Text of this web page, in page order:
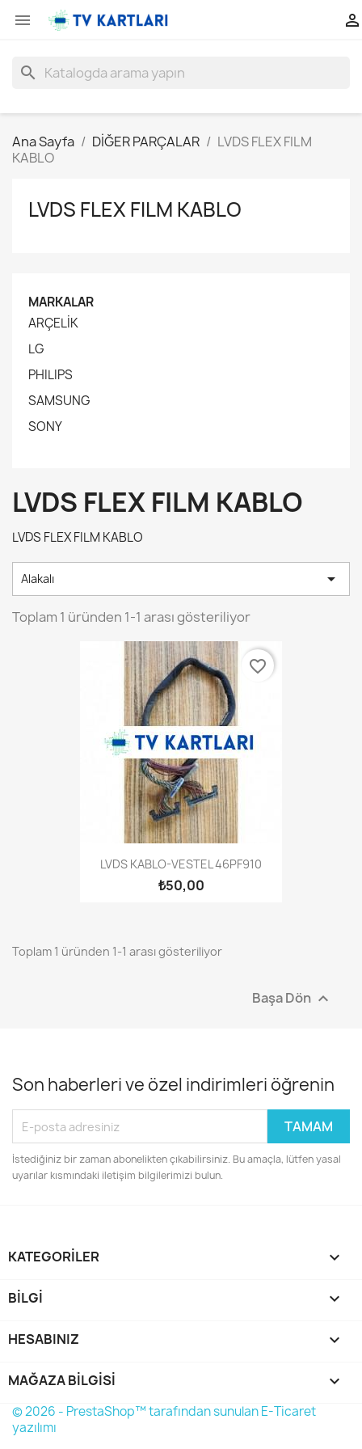
 
search
Ana Sayfa DİĞER PARÇALAR
LVDS FLEX FILM
KABLO
LVDS FLEX FILM KABLO
MARKALAR
ARÇELİK
LG
PHILIPS
SAMSUNG
SONY
LVDS FLEX FILM KABLO
LVDS FLEX FILM KABLO
Alakalı 
Toplam 1 üründen 1-1 arası gösteriliyor
LVDS KABLO-VESTEL 46PF910
₺50,00
favorite_border
Toplam 1 üründen 1-1 arası gösteriliyor
Başa Dön 
Son haberleri ve özel indirimleri öğrenin
İstediğiniz bir zaman abonelikten çıkabilirsiniz. Bu amaçla, lütfen yasal
uyarılar kısmındaki iletişim bilgilerimizi bulun.
KATEGORILER 
BILGI 
HESABINIZ 
MAĞAZA BILGISI keyboard_arrow_down
© 2026 - PrestaShop™ tarafından sunulan E-Ticaret
yazılımı